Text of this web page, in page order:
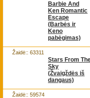
Barbie And
Ken Romantic
Escape
(Barbės ir
Keno
pabėgimas)
Stars From
Sky
(Žvaigždės iš
dangaus)
Žaidė:: 63311
Žaidė:: 59574